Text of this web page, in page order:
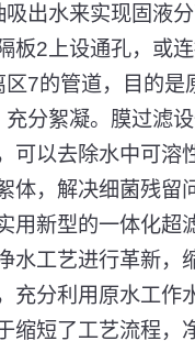
吸出水来实现固液
板2上设通孔，或
区7的管道，目的是
充分絮凝。膜过滤
可以去除水中可溶
体，解决细菌残留
用新型的一体化超
水工艺进行革新，
充分利用原水工作
缩短了工艺流程，